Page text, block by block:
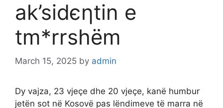
ak’sidєηtin e
tm*rrshëm
March 15, 2025 by admin
Dy vajza, 23 vjeçe dhe 20 vjeçe, kanë humbur
jetën sot në Kosovë pas lëndimeve të marra në